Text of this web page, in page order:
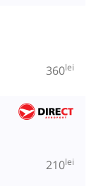
360lei
210lei